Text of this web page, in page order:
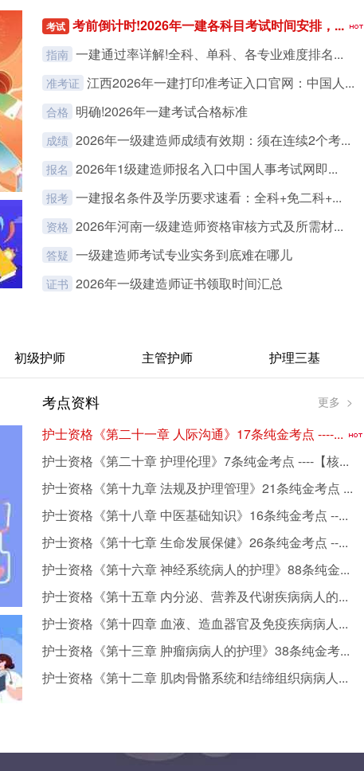
考试 考前倒计时!2026年一建各科目考试时间安排，...
指南 一建通过率详解!全科、单科、各专业难度排名...
准考证 江西2026年一建打印准考证入口官网：中国人...
合格 明确!2026年一建考试合格标准
成绩 2026年一级建造师成绩有效期：须在连续2个考...
报名 2026年1级建造师报名入口中国人事考试网即...
报考 一建报名条件及学历要求速看：全科+免二科+...
资格 2026年河南一级建造师资格审核方式及所需材...
答疑 一级建造师考试专业实务到底难在哪儿
证书 2026年一级建造师证书领取时间汇总
初级护师 主管护师 护理三基
考点资料 更多 >
护士资格《第二十一章 人际沟通》17条纯金考点 ----...
护士资格《第二十章 护理伦理》7条纯金考点 ----【核...
护士资格《第十九章 法规及护理管理》21条纯金考点 ...
护士资格《第十八章 中医基础知识》16条纯金考点 --...
护士资格《第十七章 生命发展保健》26条纯金考点 --...
护士资格《第十六章 神经系统病人的护理》88条纯金...
护士资格《第十五章 内分泌、营养及代谢疾病病人的...
护士资格《第十四章 血液、造血器官及免疫疾病病人...
护士资格《第十三章 肿瘤病病人的护理》38条纯金考...
护士资格《第十二章 肌肉骨骼系统和结缔组织病病人...